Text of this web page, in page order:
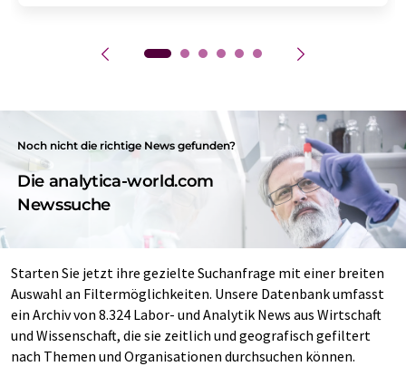
Noch nicht die richtige News gefunden?
Die analytica-world.com
Newssuche
Starten Sie jetzt ihre gezielte Suchanfrage mit einer breiten
Auswahl an Filtermöglichkeiten. Unsere Datenbank umfasst
ein Archiv von 8.324 Labor- und Analytik News aus Wirtschaft
und Wissenschaft, die sie zeitlich und geografisch gefiltert
nach Themen und Organisationen durchsuchen können.